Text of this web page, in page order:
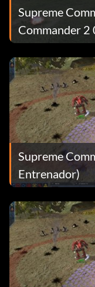
Supreme
Commander 2
Supreme
Entrenador)